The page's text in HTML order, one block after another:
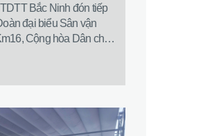
Bắc Ninh đón tiếp
đại biểu Sân vận
Cộng hòa Dân chủ